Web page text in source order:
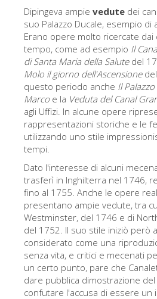
Opificio delle
Museo Galileo
Il giardino di
La torre di Arnolfo
Corridoio
Palazzo Vecchio
Santa Maria
Santa Croce
Prenota ora
Prenota una
Solo biglietti ad
Dipingeva ampie vedute dei
suo Palazzo Ducale, esempio di
Erano opere molto ricercate dai
tempo, come ad esempio Il
di Santa Maria della Salute del
Molo il giorno dell'Ascensione
questo periodo anche Il
Marco e la Veduta del Canal
agli Uffizi. In alcune opere
rappresentazioni storiche e le
utilizzando uno stile
tempi.
Dato l'interesse di alcuni
trasferì in Inghilterra nel 1746,
fino al 1755. Anche le opere
presentano ampie vedute, tra
Westminster, del 1746 e di
del 1752. Il suo stile iniziò però
considerato come una
senza vita, e critici e mecenati
un certo punto, pare che
dare pubblica dimostrazione
confutare l'accusa di essere un